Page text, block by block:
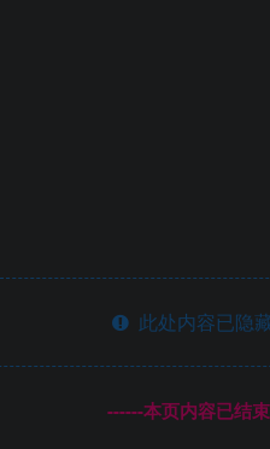
此处内容已隐
------本页内容已结